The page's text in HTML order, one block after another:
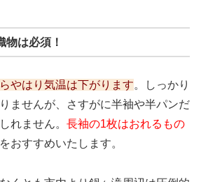
物は必須！
やはり気温は下がります。しっかり
ませんが、さすがに半袖や半パンだ
れません。 長袖の1枚はおれるもの
をおすすめいたします。